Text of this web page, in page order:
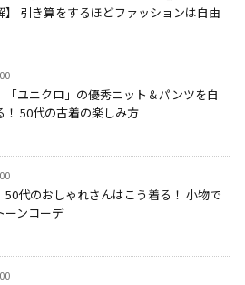
】 引き算をするほどファッションは自由
「ユニクロ」の優秀ニット＆パンツを自
！ 50代の古着の楽しみ方
50代のおしゃれさんはこう着る！ 小物で
ーンコーデ